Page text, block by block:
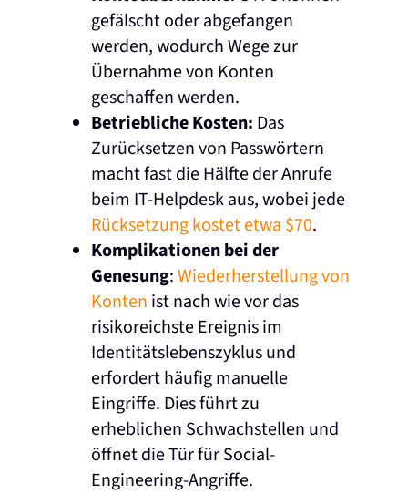
gefälscht oder abgefangen
werden, wodurch Wege zur
Übernahme von Konten
geschaffen werden.
Betriebliche Kosten: Das
Zurücksetzen von Passwörtern
macht fast die Hälfte der Anrufe
beim IT-Helpdesk aus, wobei jede
Rücksetzung kostet etwa $70.
Komplikationen bei der
Genesung:Wiederherstellung von
Konten ist nach wie vor das
risikoreichste Ereignis im
Identitätslebenszyklus und
erfordert häufig manuelle
Eingriffe. Dies führt zu
erheblichen Schwachstellen und
öffnet die Tür für Social-
Engineering-Angriffe.